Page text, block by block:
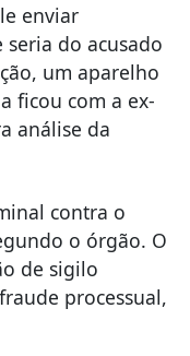
enviar
do acusado
um aparelho
ficou com a ex-
análise da
contra o
o órgão. O
de sigilo
processual,